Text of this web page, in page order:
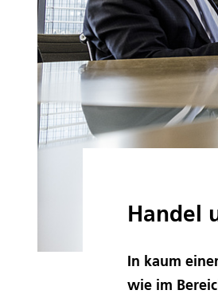
Handel
In kaum
wie im